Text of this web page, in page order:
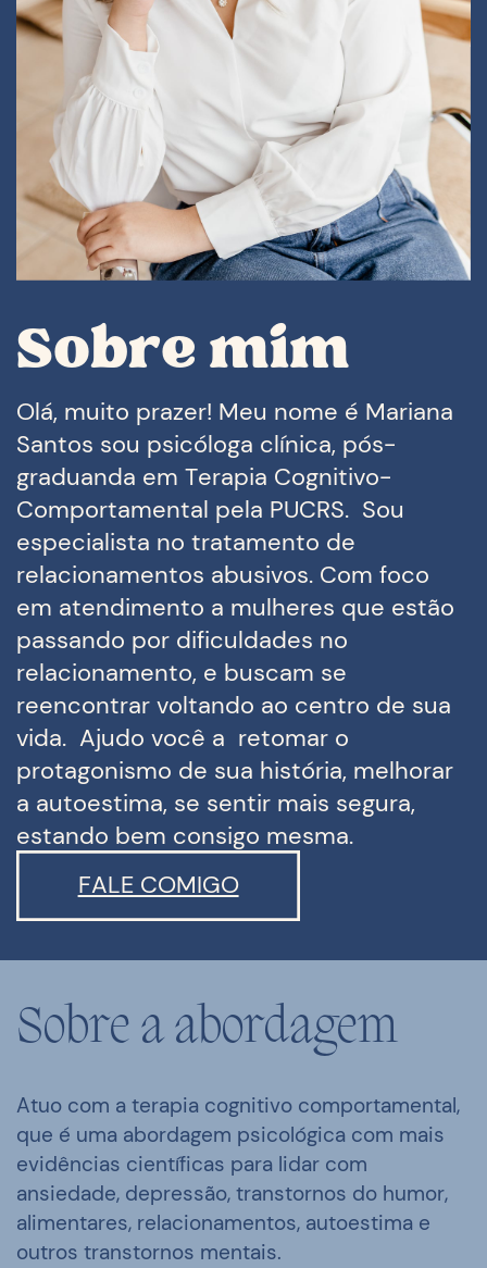
Sobre mim
Olá, muito prazer! Meu nome é Mariana
Santos sou psicóloga clínica, pós-
graduanda em Terapia Cognitivo-
Comportamental pela PUCRS. Sou
especialista no tratamento de
relacionamentos abusivos. Com foco
em atendimento a mulheres que estão
passando por dificuldades no
relacionamento, e buscam se
reencontrar voltando ao centro de sua
vida. Ajudo você a retomar o
protagonismo de sua história, melhorar
a autoestima, se sentir mais segura,
estando bem consigo mesma.
FALE COMIGO
Sobre a abordagem
Atuo com a terapia cognitivo comportamental,
que é uma abordagem psicológica com mais
evidências científicas para lidar com
ansiedade, depressão, transtornos do humor,
alimentares, relacionamentos, autoestima e
outros transtornos mentais.